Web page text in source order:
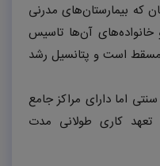
که بیمارستان‌های مدرنی
آن‌ها تاسیس
مسقط است و پتانسیل رشد
اما دارای مراکز جامع
تعهد کاری طولانی مدت